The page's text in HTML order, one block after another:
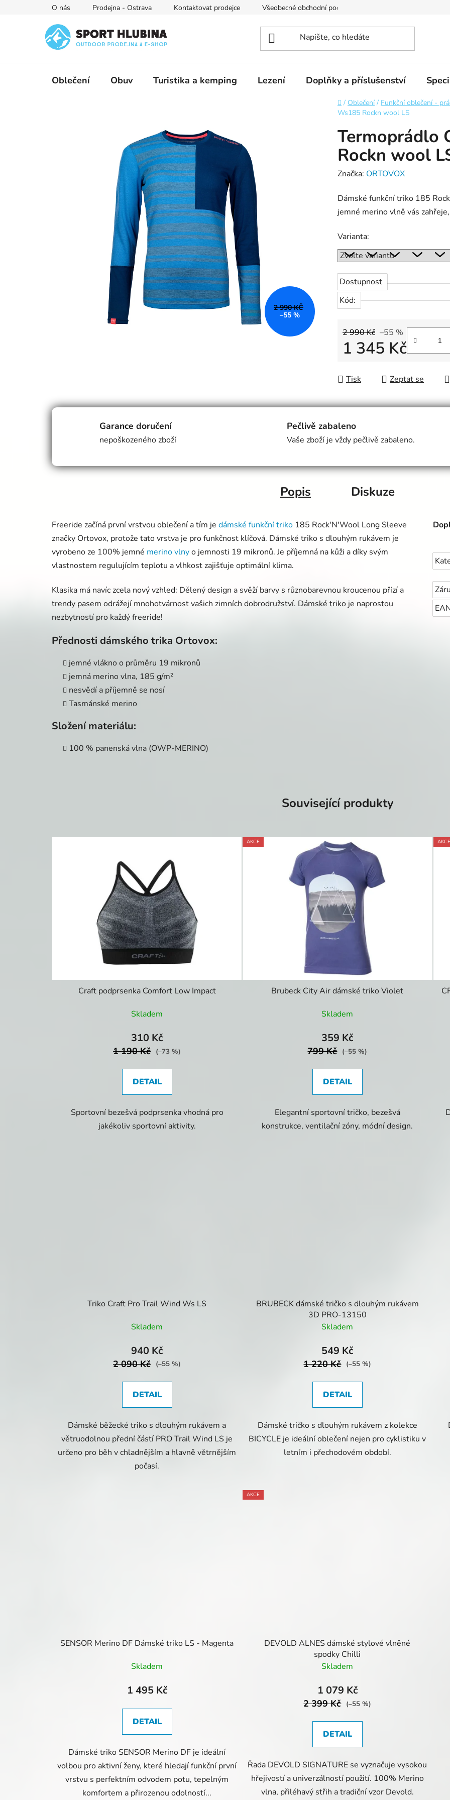
O nás Prodejna - Ostrava Kontaktovat prodejce Všeobecné obchodní podmínky
Oblečení Obuv Turistika a kemping Lezení Doplňky a příslušenství
Domů
/ Oblečení / Funkční oblečení -
Ws185 Rockn wool LS
Termoprádlo
Rockn wool
Značka: ORTOVOX
Dámské funkční triko 185
jemné merino vlně vás
Varianta:
Dostupnost
Kód:
2 990 Kč –55 %
1 345 Kč
Tisk
Zeptat se
2 990 KČ
–55 %
Garance doručení
nepoškozeného zboží
Pečlivě zabaleno
Vaše zboží je vždy pečlivě zabaleno.
Popis Diskuze
Freeride začíná první vrstvou oblečení a tím je dámské funkční triko 185 Rock'N'Wool Long Sleeve
značky Ortovox, protože tato vrstva je pro funkčnost klíčová. Dámské triko s dlouhým rukávem je
vyrobeno ze 100% jemné merino vlnyo jemnosti 19 mikronů. Je příjemná na kůži a díky svým
vlastnostem regulujícím teplotu a vlhkost zajišťuje optimální klima.
Klasika má navíc zcela nový vzhled: Dělený design a svěží barvy s různobarevnou kroucenou přízí a
trendy pasem odrážejí mnohotvárnost vašich zimních dobrodružství. Dámské triko je naprostou
nezbytností pro každý freeride!
Přednosti dámského trika Ortovox:
jemné vlákno o průměru 19 mikronů
jemná merino vlna, 185 g/m²
nesvědí a příjemně se nosí
Tasmánské merino
Složení materiálu:
100 % panenská vlna (OWP-MERINO)
Související produkty
Craft podprsenka Comfort Low Impact
Skladem
310 Kč
1 190 Kč (–73 %)
DETAIL
Sportovní bezešvá podprsenka vhodná pro
jakékoliv sportovní aktivity.
AKCE
Brubeck City Air dámské triko Violet
Skladem
359 Kč
799 Kč (–55 %)
DETAIL
Elegantní sportovní tričko, bezešvá
konstrukce, ventilační zóny, módní design.
AKCE
Triko Craft Pro Trail Wind Ws LS
Skladem
940 Kč
2 090 Kč (–55 %)
DETAIL
Dámské běžecké triko s dlouhým rukávem a
větruodolnou přední částí PRO Trail Wind LS je
určeno pro běh v chladnějším a hlavně větrnějším
počasí.
BRUBECK dámské tričko s dlouhým rukávem
3D PRO-13150
Skladem
549 Kč
1 220 Kč (–55 %)
DETAIL
Dámské tričko s dlouhým rukávem z kolekce
BICYCLE je ideální oblečení nejen pro cyklistiku v
letním i přechodovém období.
SENSOR Merino DF Dámské triko LS - Magenta
Skladem
1 495 Kč
DETAIL
Dámské triko SENSOR Merino DF je ideální
volbou pro aktivní ženy, které hledají funkční první
vrstvu s perfektním odvodem potu, tepelným
komfortem a přirozenou odolností...
AKCE
DEVOLD ALNES dámské stylové vlněné
spodky Chilli
Skladem
1 079 Kč
2 399 Kč (–55 %)
DETAIL
Řada DEVOLD SIGNATURE se vyznačuje vysokou
hřejivostí a univerzálností použití. 100% Merino
vlna, přiléhavý střih a tradiční vzor Devold.